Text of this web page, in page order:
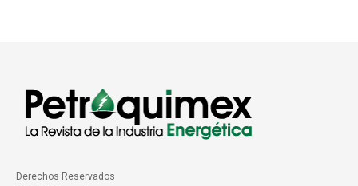
Derechos Reservados